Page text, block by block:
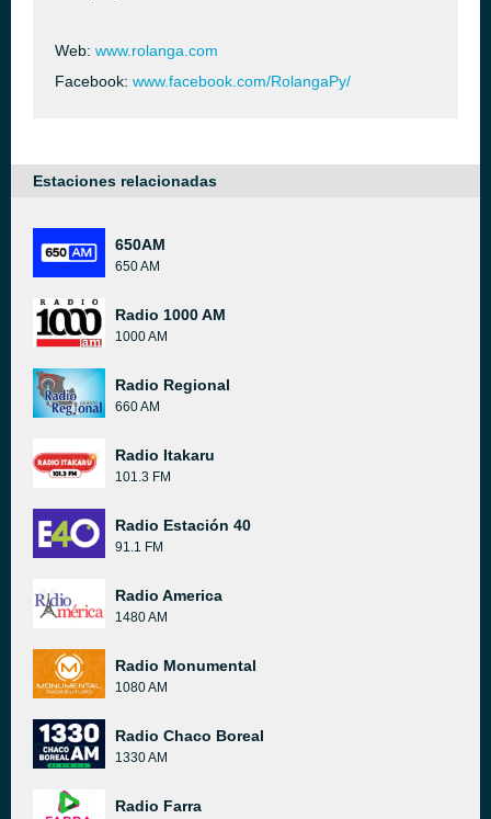
Web: www.rolanga.com
Facebook: www.facebook.com/RolangaPy/
Estaciones relacionadas
650AM
650 AM
Radio 1000 AM
1000 AM
Radio Regional
660 AM
Radio Itakaru
101.3 FM
Radio Estación 40
91.1 FM
Radio America
1480 AM
Radio Monumental
1080 AM
Radio Chaco Boreal
1330 AM
Radio Farra